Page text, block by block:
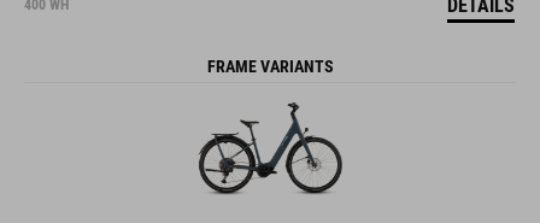
400 WH DETAILS
FRAME VARIANTS